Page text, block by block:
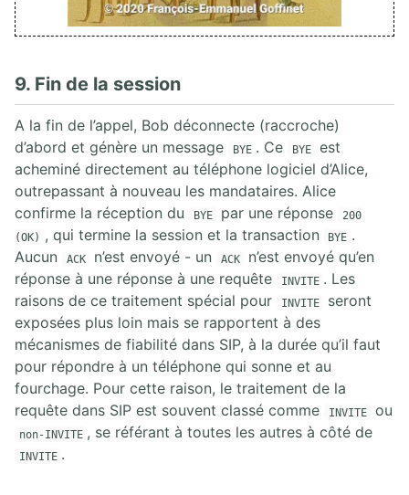
9. Fin de la session
A la fin de l’appel, Bob déconnecte (raccroche)
d’abord et génère un message
BYE . Ce BYE
est
acheminé directement au téléphone logiciel d’Alice,
outrepassant à nouveau les mandataires. Alice
confirme la réception du
BYE par une réponse
200
(OK) , qui termine la session et la transaction BYE .
Aucun
ACK n’est envoyé - un ACK
n’est envoyé qu’en
réponse à une réponse à une requête
INVITE . Les
raisons de ce traitement spécial pour
INVITE
seront
exposées plus loin mais se rapportent à des
mécanismes de fiabilité dans SIP, à la durée qu’il faut
pour répondre à un téléphone qui sonne et au
fourchage. Pour cette raison, le traitement de la
requête dans SIP est souvent classé comme
INVITE ou
non-INVITE , se référant à toutes les autres à côté de
INVITE .